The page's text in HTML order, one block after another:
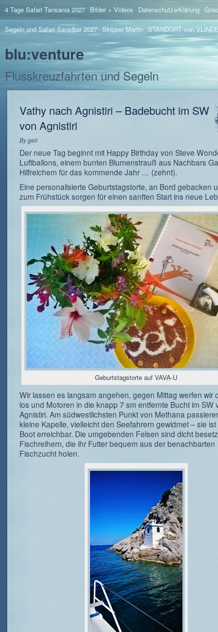
4 Tage Safari Tansania 2027 Bilder + Videos Datenschutzerklärung
Segeln und Safari Sansibar 2027 Skipper Martin STANDORT von
blu:venture
Flusskreuzfahrten und Segeln
Vathy nach Agnistiri – Badebucht im SW
von Agnistiri
Bygeli
Der neue Tag beginnt mit Happy Birthday von Steve
Luftballons, einem bunten Blumenstrauß aus Nachbars
Hilfreichem für das kommende Jahr … (zehnt).
Eine personalisierte Geburtstagstorte, an Bord gebacken
zum Frühstück sorgen für einen sanften Start ins neue
Geburtstagstorte auf VAVA-U
Wir lassen es langsam angehen, gegen Mittag werfen wir
los und Motoren in die knapp 7 sm entfernte Bucht im SW
Agnistiri. Am südwestlichsten Punkt von Methana
kleine Kapelle, vielleicht den Seefahrern gewidmet – sie
Boot erreichbar. Die umgebenden Felsen sind dicht
Fischreihern, die ihr Futter bequem aus der benachbarten
Fischzucht holen.